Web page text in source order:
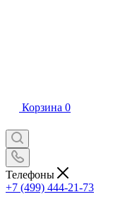
Корзина 0
Телефоны
+7 (499) 444-21-73